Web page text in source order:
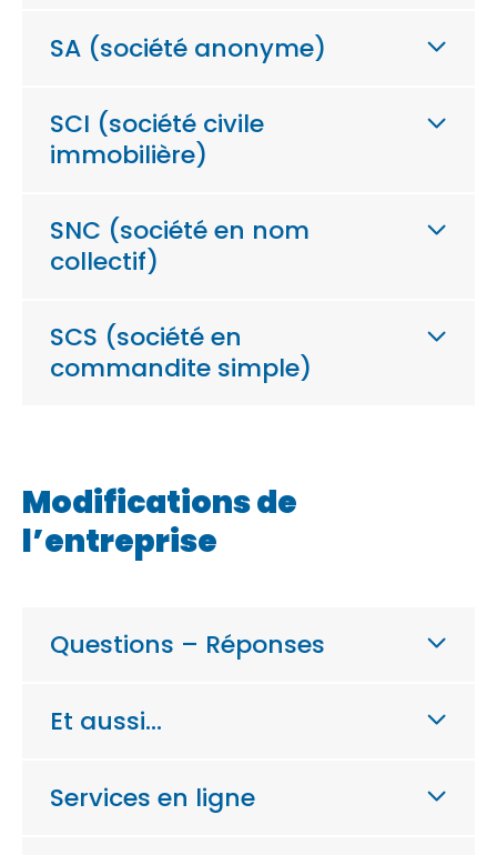
SA (société anonyme)
SCI (société civile
immobilière)
SNC (société en nom
collectif)
SCS (société en
commandite simple)
Modifications de
l’entreprise
Questions – Réponses
Et aussi…
Services en ligne